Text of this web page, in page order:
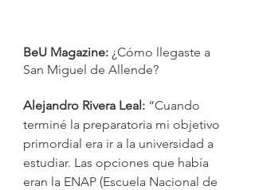
BeU Magazine: ¿Cómo llegaste a
San Miguel de Allende?
Alejandro Rivera Leal: “Cuando
terminé la preparatoria mi objetivo
primordial era ir a la universidad a
estudiar. Las opciones que había
eran la ENAP (Escuela Nacional de